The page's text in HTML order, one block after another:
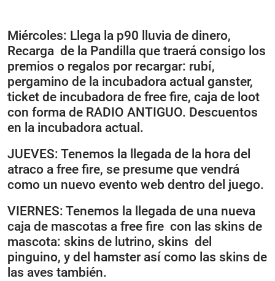
Miércoles: Llega la p90 lluvia de dinero,
Recarga de la Pandilla que traerá consigo los
premios o regalos por recargar: rubí,
pergamino de la incubadora actual ganster,
ticket de incubadora de free fire, caja de loot
con forma de RADIO ANTIGUO. Descuentos
en la incubadora actual.
JUEVES: Tenemos la llegada de la hora del
atraco a free fire, se presume que vendrá
como un nuevo evento web dentro del juego.
VIERNES: Tenemos la llegada de una nueva
caja de mascotas a free fire con las skins de
mascota: skins de lutrino, skins del
pinguino, y del hamster así como las skins de
las aves también.